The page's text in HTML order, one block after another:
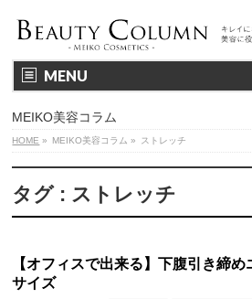
MENU
MEIKO美容コラム
HOME » MEIKO美容コラム » ストレッチ
タグ : ストレッチ
【オフィスで出来る】下腹引き締め
サイズ